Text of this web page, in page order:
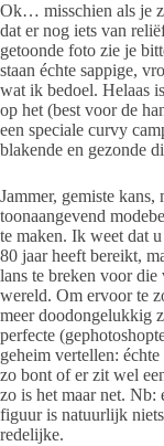
Ok… misschien als je
dat er nog iets van
getoonde foto zie je
staan échte sappige,
wat ik bedoel. Helaas
op het (best voor de
een speciale curvy
blakende en gezonde
Jammer, gemiste kans,
toonaangevend
te maken. Ik weet dat
80 jaar heeft bereikt,
lans te breken voor die
wereld. Om ervoor te
meer doodongelukkig
perfecte
geheim vertellen:
zo bont of er zit wel
zo is het maar net. Nb:
figuur is natuurlijk
redelijke.